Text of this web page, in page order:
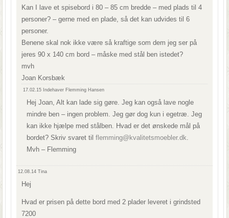
Kan I lave et spisebord i 80 – 85 cm bredde – med plads til 4
personer? – gerne med en plade, så det kan udvides til 6
personer.
Benene skal nok ikke være så kraftige som dem jeg ser på
jeres 90 x 140 cm bord – måske med stål ben istedet?
mvh
Joan Korsbæk
17.02.15 Indehaver Flemming Hansen
Hej Joan, Alt kan lade sig gøre. Jeg kan også lave nogle
mindre ben – ingen problem. Jeg gør dog kun i egetræ. Jeg
kan ikke hjælpe med stålben. Hvad er det ønskede mål på
bordet? Skriv svaret tilflemming@kvalitetsmoebler.dk.
Mvh – Flemming
12.08.14Tina
Hej
Hvad er prisen på dette bord med 2 plader leveret i grindsted
7200